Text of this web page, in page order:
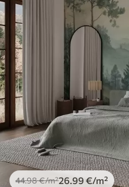
44.98€/m²26.99 €/m²